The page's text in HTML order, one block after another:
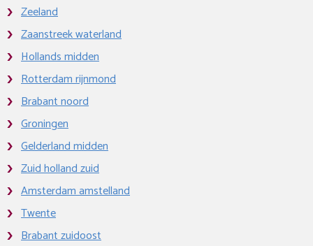
Zeeland
Zaanstreek waterland
Hollands midden
Rotterdam rijnmond
Brabant noord
Groningen
Gelderland midden
Zuid holland zuid
Amsterdam amstelland
Twente
Brabant zuidoost